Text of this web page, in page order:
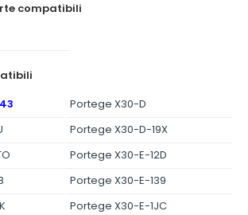
compatibili
Portege X30-D
Portege X30-D-19X
Portege X30-E-12D
Portege X30-E-139
Portege X30-E-1JC